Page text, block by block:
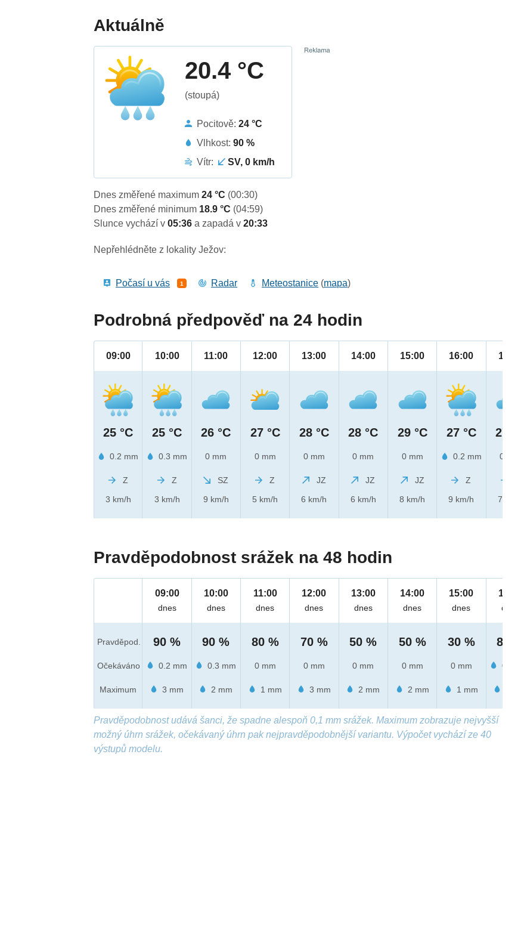
Aktuálně
20.4 °C
(stoupá)
Pocitově:24 °C
Vlhkost:90 %
Vítr:
SV, 0 km/h
Dnes změřené maximum24 °C (00:30)
Dnes změřené minimum 18.9 °C (04:59)
Slunce vychází v05:36a zapadá v20:33
Nepřehlédněte z lokality Ježov:
Počasí u vás 1 Radar Meteostanice (mapa)
Podrobná předpověď na 24 hodin
09:00
25 °C
0.2 mm
Z
3 km/h
10:00
25 °C
0.3 mm
Z
3 km/h
11:00
26 °C
0 mm
SZ
9 km/h
12:00
27 °C
0 mm
Z
5 km/h
13:00
28 °C
0 mm
JZ
6 km/h
14:00
28 °C
0 mm
JZ
6 km/h
15:00
29 °C
0 mm
JZ
8 km/h
16:00
27 °C
0.2 mm
Z
9 km/h
17:00
27 °C
0 mm
7 km/h
Pravděpodobnost srážek na 48 hodin
Pravděpod.
Očekáváno
Maximum
09:00
dnes
90 %
0.2 mm
3 mm
10:00
dnes
90 %
0.3 mm
2 mm
11:00
dnes
80 %
0 mm
1 mm
12:00
dnes
70 %
0 mm
3 mm
13:00
dnes
50 %
0 mm
2 mm
14:00
dnes
50 %
0 mm
2 mm
15:00
dnes
30 %
0 mm
1 mm
16:00
dnes
80 %
0.2 mm
Pravděpodobnost udává šanci, že spadne alespoň 0,1 mm srážek. Maximum zobrazuje nejvyšší
možný úhrn srážek, očekávaný úhrn pak nejpravděpodobnější variantu. Výpočet vychází ze 40
výstupů modelu.